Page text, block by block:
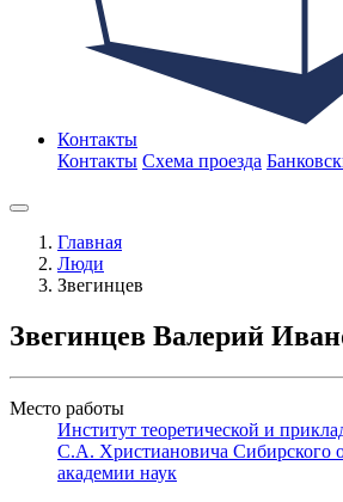
Контакты
Контакты Схема проезда
Главная
Люди
Звегинцев
Звегинцев Валерий
Место работы
Институт теоретической и
С.А. Христиановича Сибирского
академии наук